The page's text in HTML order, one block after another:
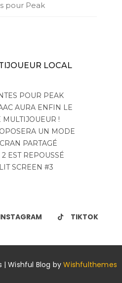
pour Peak
LOCAL
POUR PEAK
AURA ENFIN LE
!
UN MODE
PARTAGÉ
EST REPOUSSÉ
SCREEN #3
TIKTOK
| Wishful Blog byWishfulthemes